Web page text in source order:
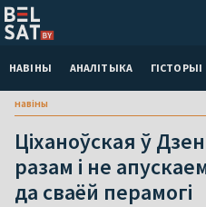
НАВІНЫ АНАЛІТЫКА ГІСТОРЫІ
навіны
Ціханоўская ў
разам і не
да сваёй перамогі